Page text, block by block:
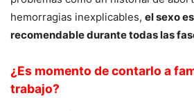
hemorragias inexplicables, el sexo
recomendable durante todas las
¿Es momento de contarlo a
trabajo?